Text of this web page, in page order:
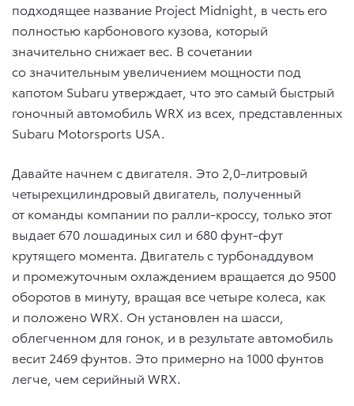
подходящее название Project Midnight, в честь его
полностью карбонового кузова, который
значительно снижает вес. В сочетании
со значительным увеличением мощности под
капотом Subaru утверждает, что это самый быстрый
гоночный автомобиль WRX из всех, представленных
Subaru Motorsports USA.
Давайте начнем с двигателя. Это 2,0-литровый
четырехцилиндровый двигатель, полученный
от команды компании по ралли-кроссу, только этот
выдает 670 лошадиных сил и 680 фунт-фут
крутящего момента. Двигатель с турбонаддувом
и промежуточным охлаждением вращается до 9500
оборотов в минуту, вращая все четыре колеса, как
и положено WRX. Он установлен на шасси,
облегченном для гонок, и в результате автомобиль
весит 2469 фунтов. Это примерно на 1000 фунтов
легче, чем серийный WRX.